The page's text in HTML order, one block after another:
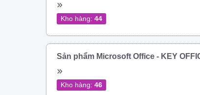
Kho hàng: 44
Sản phẩm Microsoft Office - KEY
Kho hàng: 46